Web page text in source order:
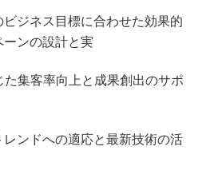
ビジネス目標に合わせた効果的
ンの設計と実
た集客率向上と成果創出のサポ
レンドへの適応と最新技術の活